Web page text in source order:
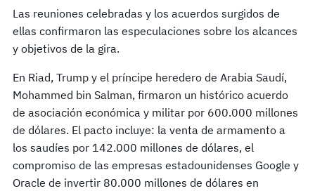
Las reuniones celebradas y los acuerdos surgidos de
ellas confirmaron las especulaciones sobre los alcances
y objetivos de la gira.
En Riad, Trump y el príncipe heredero de Arabia Saudí,
Mohammed bin Salman, firmaron un histórico acuerdo
de asociación económica y militar por 600.000 millones
de dólares. El pacto incluye: la venta de armamento a
los saudíes por 142.000 millones de dólares, el
compromiso de las empresas estadounidenses Google y
Oracle de invertir 80.000 millones de dólares en